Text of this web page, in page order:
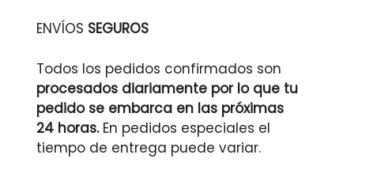
ENVÍOS SEGUROS
Todos los pedidos confirmados son
procesados diariamente por lo que tu
pedido se embarca en las próximas
24 horas.En pedidos especiales el
tiempo de entrega puede variar.